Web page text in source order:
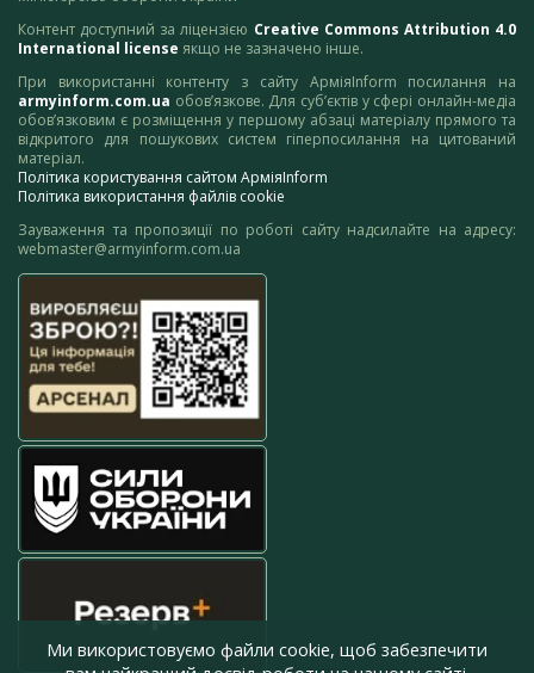
Контент доступний за ліцензією Creative Commons Attribution 4.0
International license якщо не зазначено інше.
При використанні контенту з сайту АрміяInform посилання на
armyinform.com.ua обов’язкове. Для суб’єктів у сфері онлайн-медіа
обов’язковим є розміщення у першому абзаці матеріалу прямого та
відкритого для пошукових систем гіперпосилання на цитований
матеріал.
Політика користування сайтом АрміяInform
Політика використання файлів cookie
Зауваження та пропозиції по роботі сайту надсилайте на адресу:
webmaster@armyinform.com.ua
Ми використовуємо файли cookie, щоб забезпечити